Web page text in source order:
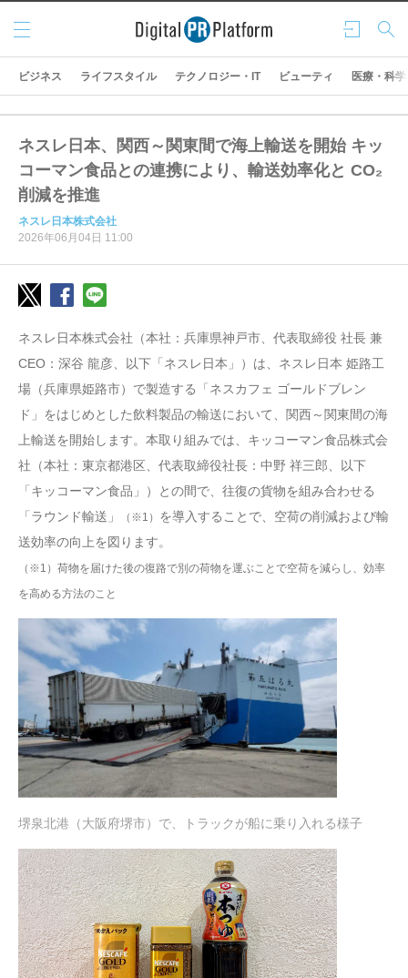
ログ
イン
検索
メニ
ュー
ビジネス ライフスタイル テクノロジー・IT ビューティ 医療・科学
ネスレ日本、関西～関東間で海上輸送を開始 キッ
コーマン食品との連携により、輸送効率化と CO₂
削減を推進
ネスレ日本株式会社
2026年06月04日 11:00
ネスレ日本株式会社（本社：兵庫県神戸市、代表取締役 社長 兼
CEO：深谷 龍彦、以下「ネスレ日本」）は、ネスレ日本 姫路工
場（兵庫県姫路市）で製造する「ネスカフェ ゴールドブレン
ド」をはじめとした飲料製品の輸送において、関西～関東間の海
上輸送を開始します。本取り組みでは、キッコーマン食品株式会
社（本社：東京都港区、代表取締役社長：中野 祥三郎、以下
「キッコーマン食品」）との間で、往復の貨物を組み合わせる
「ラウンド輸送」
（※1） を導入することで、空荷の削減および輸
送効率の向上を図ります。
（※1）荷物を届けた後の復路で別の荷物を運ぶことで空荷を減らし、効率
を高める方法のこと
堺泉北港（大阪府堺市）で、トラックが船に乗り入れる様子